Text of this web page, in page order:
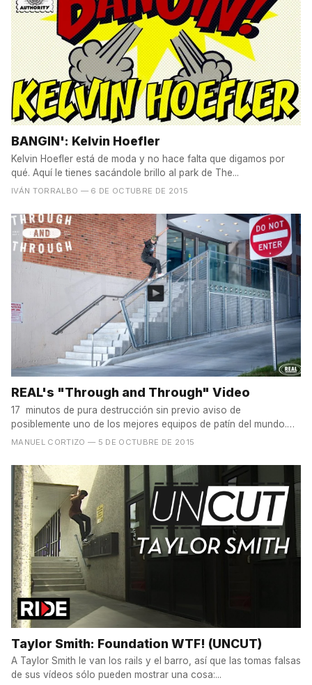
BANGIN': Kelvin Hoefler
Kelvin Hoefler está de moda y no hace falta que digamos por
qué. Aquí le tienes sacándole brillo al park de The...
IVÁN TORRALBO — 6 DE OCTUBRE DE 2015
REAL's "Through and Through" Video
17 minutos de pura destrucción sin previo aviso de
posiblemente uno de los mejores equipos de patín del mundo.
Para de...
MANUEL CORTIZO — 5 DE OCTUBRE DE 2015
Taylor Smith: Foundation WTF! (UNCUT)
A Taylor Smith le van los rails y el barro, así que las tomas falsas
de sus vídeos sólo pueden mostrar una cosa:...